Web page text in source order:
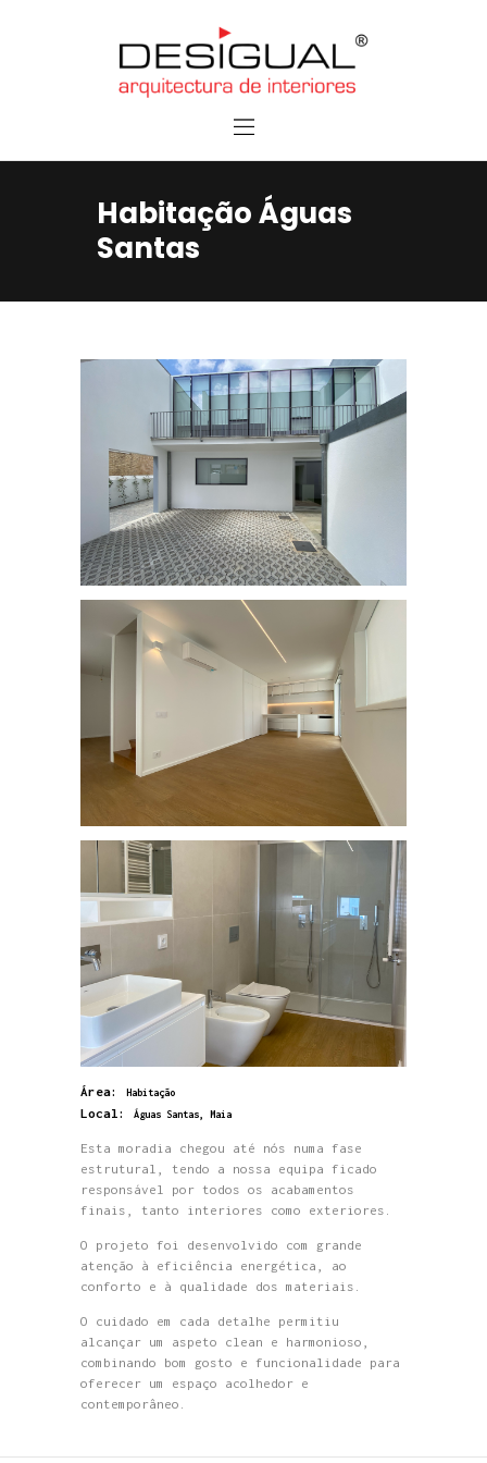
Habitação Águas
Santas
Home
Contacts
Área: Habitação
Local: Águas Santas, Maia
Esta moradia chegou até nós numa fase
estrutural, tendo a nossa equipa ficado
responsável por todos os acabamentos
finais, tanto interiores como exteriores.
O projeto foi desenvolvido com grande
atenção à eficiência energética, ao
conforto e à qualidade dos materiais.
O cuidado em cada detalhe permitiu
alcançar um aspeto clean e harmonioso,
combinando bom gosto e funcionalidade para
oferecer um espaço acolhedor e
contemporâneo.